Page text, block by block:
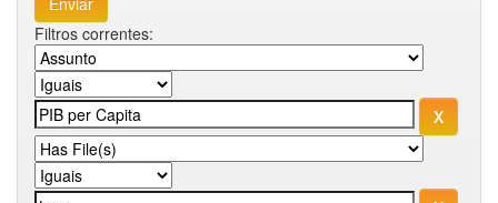
Filtros correntes: